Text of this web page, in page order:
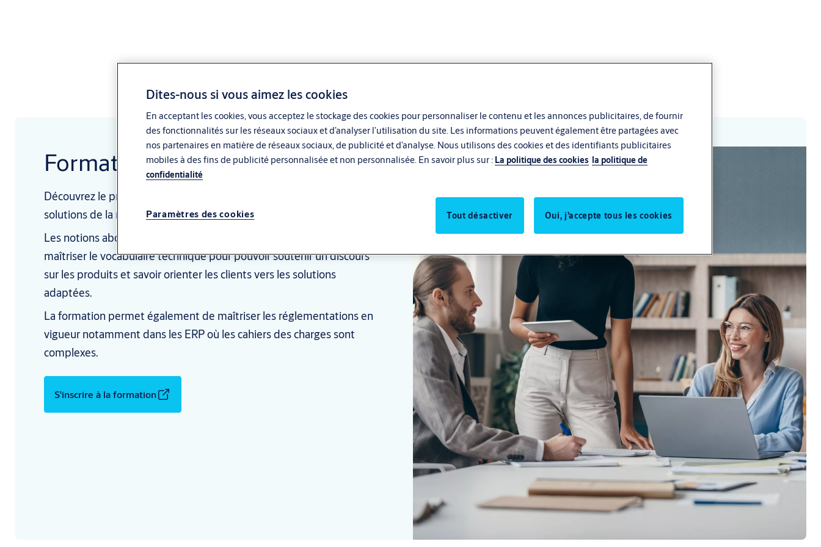
Formations JPM
Découvrez le programme de formation qui couvre toutes les
solutions de la marque JPM.
Les notions abordées permettent aux participants de comprendre et
maîtriser le vocabulaire technique pour pouvoir soutenir un discours
sur les produits et savoir orienter les clients vers les solutions
adaptées.
La formation permet également de maîtriser les réglementations en
vigueur notamment dans les ERP où les cahiers des charges sont
complexes.
S'inscrire à la formation
Dites-nous si vous aimez les cookies
En acceptant les cookies, vous acceptez le stockage des cookies pour personnaliser le contenu et les annonces publicitaires, de fournir
des fonctionnalités sur les réseaux sociaux et d’analyser l’utilisation du site. Les informations peuvent également être partagées avec
nos partenaires en matière de réseaux sociaux, de publicité et d’analyse. Nous utilisons des cookies et des identifiants publicitaires
mobiles à des fins de publicité personnalisée et non personnalisée. En savoir plus sur : La politique des cookies la politique de
confidentialité
Paramètres des cookies Tout désactiver Oui, j’accepte tous les cookies